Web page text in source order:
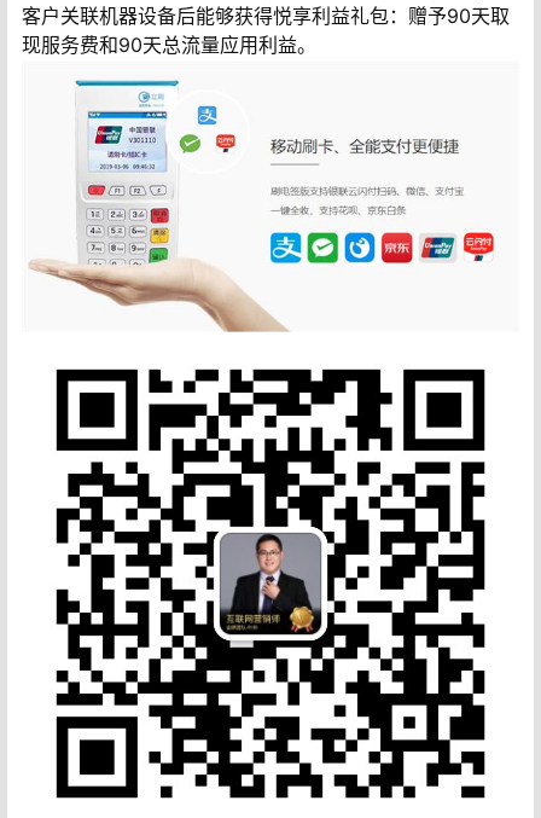
客户关联机器设备后能够获得悦享利益礼包：赠予90天取
现服务费和90天总流量应用利益。